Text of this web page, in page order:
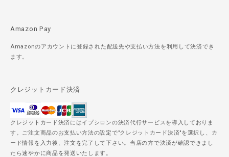
Amazon Pay
Amazonのアカウントに登録された配送先や支払い方法を利用して決済でき
ます。
クレジットカード決済
クレジットカード決済にはイプシロンの決済代行サービスを導入しておりま
す。ご注文商品のお支払い方法の設定で"クレジットカード決済"を選択し、カ
ード情報を入力後、注文を完了して下さい。当店の方で決済が確認できまし
たら速やかに商品を発送いたします。